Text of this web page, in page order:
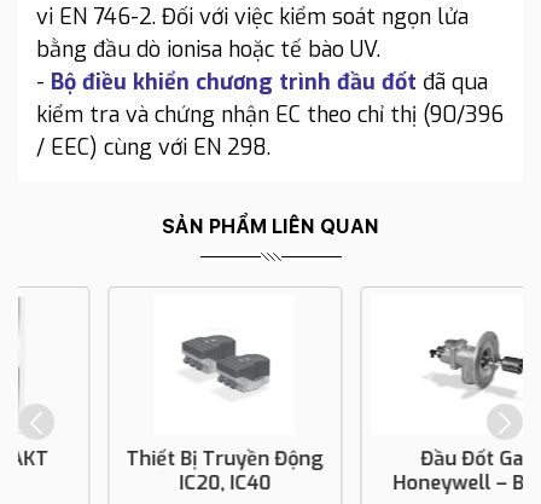
vi EN 746-2. Đối với việc kiểm soát ngọn lửa
bằng đầu dò ionisa hoặc tế bào UV.
- Bộ điều khiển chương trình đầu đốt đã qua
kiểm tra và chứng nhận EC theo chỉ thị (90/396
/ EEC) cùng với EN 298.
SẢN PHẨM LIÊN QUAN
Thiết Bị Truyền Động
IC20, IC40
Đầu Đốt Gas
Honeywell – BIC..L